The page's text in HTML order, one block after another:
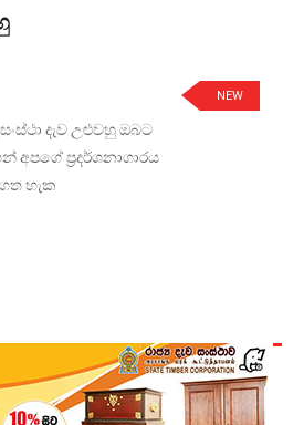
NEW
දැව උළුවහු ඔබට
අපගේ ප්‍රදර්ශනාගාරය
හැක